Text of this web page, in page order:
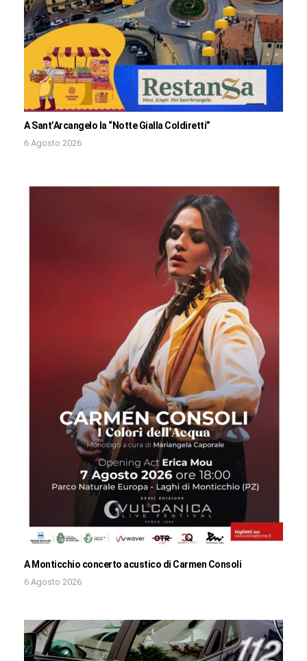
A Sant’Arcangelo la “Notte Gialla Coldiretti”
6 Agosto 2026
A Monticchio concerto acustico di Carmen Consoli
6 Agosto 2026